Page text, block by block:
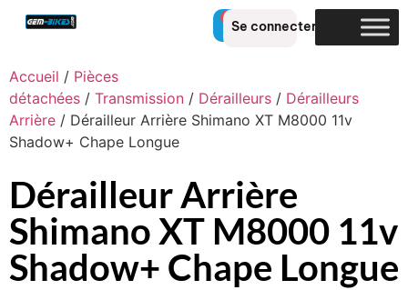
Se connecter
Accueil / Pièces
détachées / Transmission / Dérailleurs / Dérailleurs
Arrière / Dérailleur Arrière Shimano XT M8000 11v
Shadow+ Chape Longue
Dérailleur Arrière
Shimano XT M8000 11v
Shadow+ Chape Longue